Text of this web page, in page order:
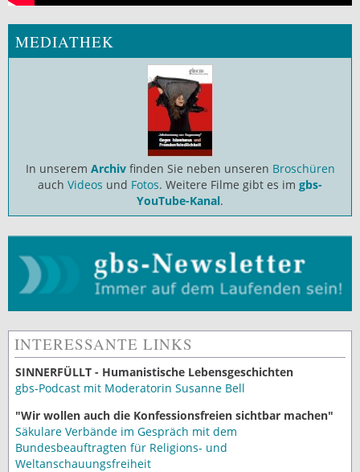
MEDIATHEK
In unserem Archiv finden Sie neben unseren Broschüren
auch Videos und Fotos. Weitere Filme gibt es im gbs-
YouTube-Kanal.
INTERESSANTE LINKS
SINNERFÜLLT - Humanistische Lebensgeschichten
gbs-Podcast mit Moderatorin Susanne Bell
"Wir wollen auch die Konfessionsfreien sichtbar machen"
Säkulare Verbände im Gespräch mit dem
Bundesbeauftragten für Religions- und
Weltanschauungsfreiheit